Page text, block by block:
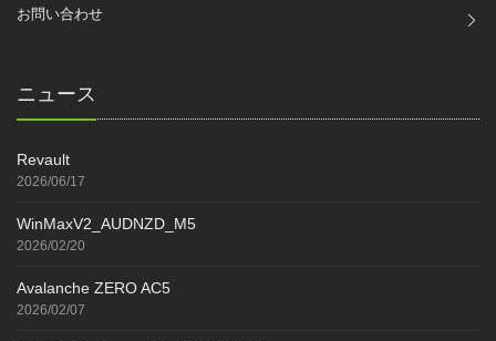
お問い合わせ
ニュース
Revault
2026/06/17
WinMaxV2_AUDNZD_M5
2026/02/20
Avalanche ZERO AC5
2026/02/07